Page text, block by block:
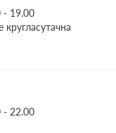
19.00
кругласутачна
22.00